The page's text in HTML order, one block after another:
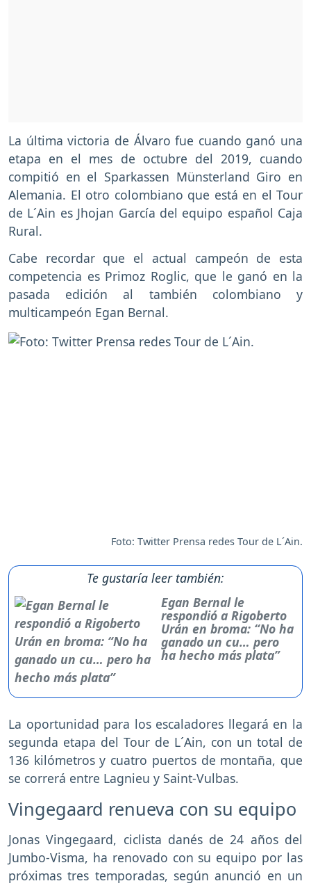
La última victoria de Álvaro fue cuando ganó una
etapa en el mes de octubre del 2019, cuando
compitió en el Sparkassen Münsterland Giro en
Alemania. El otro colombiano que está en el Tour
de L´Ain es Jhojan García del equipo español Caja
Rural.
Cabe recordar que el actual campeón de esta
competencia es Primoz Roglic, que le ganó en la
pasada edición al también colombiano y
multicampeón Egan Bernal.
Foto: Twitter Prensa redes Tour de L´Ain.
Te gustaría leer también:
Egan Bernal le
respondió a Rigoberto
Urán en broma: “No ha
ganado un cu… pero
ha hecho más plata”
La oportunidad para los escaladores llegará en la
segunda etapa del Tour de L´Ain, con un total de
136 kilómetros y cuatro puertos de montaña, que
se correrá entre Lagnieu y Saint-Vulbas.
Vingegaard renueva con su equipo
Jonas Vingegaard, ciclista danés de 24 años del
Jumbo-Visma, ha renovado con su equipo por las
próximas tres temporadas, según anunció en un